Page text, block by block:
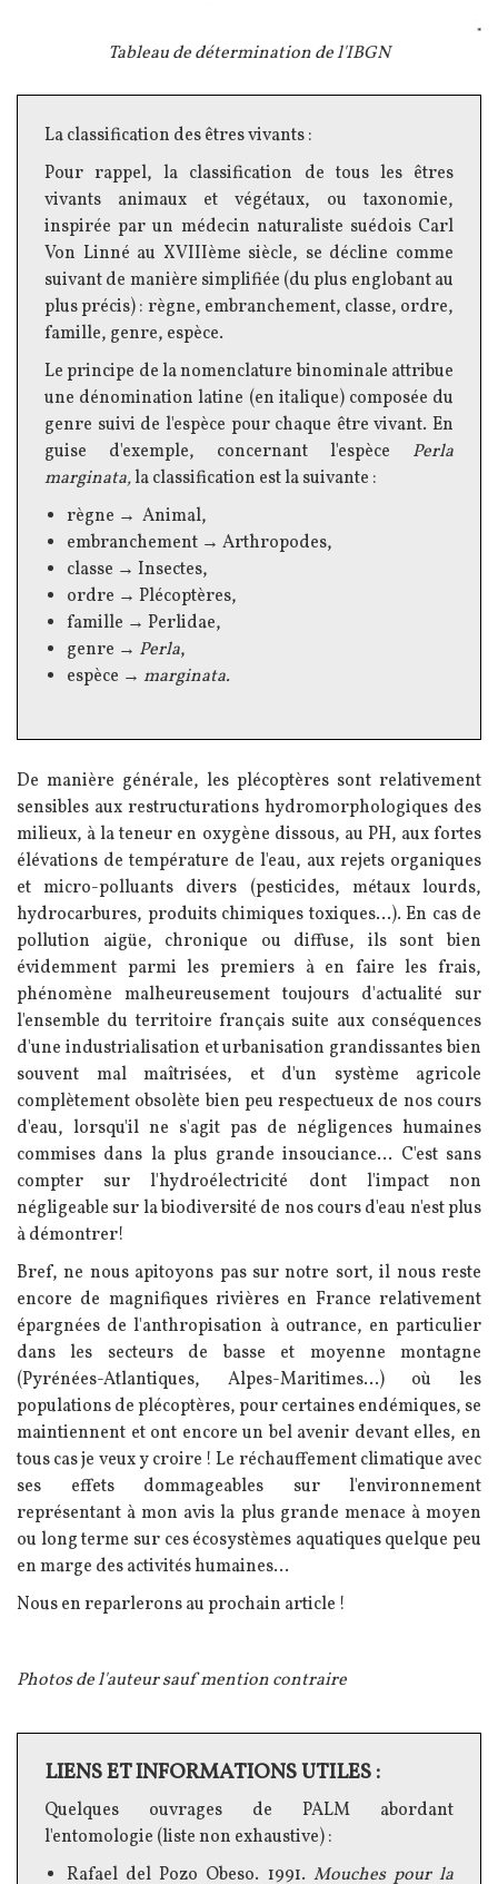
Tableau de détermination de l'IBGN
Texte
La classification des êtres vivants :
Pour rappel, la classification de tous les êtres
vivants animaux et végétaux, ou taxonomie,
inspirée par un médecin naturaliste suédois Carl
Von Linné au XVIIIème siècle, se décline comme
suivant de manière simplifiée (du plus englobant au
plus précis) : règne, embranchement, classe, ordre,
famille, genre, espèce.
Le principe de la nomenclature binominale attribue
une dénomination latine (en italique) composée du
genre suivi de l'espèce pour chaque être vivant. En
guise d'exemple, concernant l'espèce Perla
marginata,la classification est la suivante :
règne → Animal,
embranchement → Arthropodes,
classe → Insectes,
ordre → Plécoptères,
famille → Perlidae,
genre → Perla,
espèce → marginata.
Texte
De manière générale, les plécoptères sont relativement
sensibles aux restructurations hydromorphologiques des
milieux, à la teneur en oxygène dissous, au PH, aux fortes
élévations de température de l'eau, aux rejets organiques
et micro-polluants divers (pesticides, métaux lourds,
hydrocarbures, produits chimiques toxiques...). En cas de
pollution aigüe, chronique ou diffuse, ils sont bien
évidemment parmi les premiers à en faire les frais,
phénomène malheureusement toujours d'actualité sur
l'ensemble du territoire français suite aux conséquences
d'une industrialisation et urbanisation grandissantes bien
souvent mal maîtrisées, et d'un système agricole
complètement obsolète bien peu respectueux de nos cours
d'eau, lorsqu'il ne s'agit pas de négligences humaines
commises dans la plus grande insouciance... C'est sans
compter sur l'hydroélectricité dont l'impact non
négligeable sur la biodiversité de nos cours d'eau n'est plus
à démontrer!
Bref, ne nous apitoyons pas sur notre sort, il nous reste
encore de magnifiques rivières en France relativement
épargnées de l'anthropisation à outrance, en particulier
dans les secteurs de basse et moyenne montagne
(Pyrénées-Atlantiques, Alpes-Maritimes...) où les
populations de plécoptères, pour certaines endémiques, se
maintiennent et ont encore un bel avenir devant elles, en
tous cas je veux y croire ! Le réchauffement climatique avec
ses effets dommageables sur l'environnement
représentant à mon avis la plus grande menace à moyen
ou long terme sur ces écosystèmes aquatiques quelque peu
en marge des activités humaines...
Nous en reparlerons au prochain article !
Photos de l'auteur sauf mention contraire
Texte
LIENS ET INFORMATIONS UTILES :
Quelques ouvrages de PALM abordant
l'entomologie (liste non exhaustive) :
Rafael del Pozo Obeso. 1991. Mouches pour la